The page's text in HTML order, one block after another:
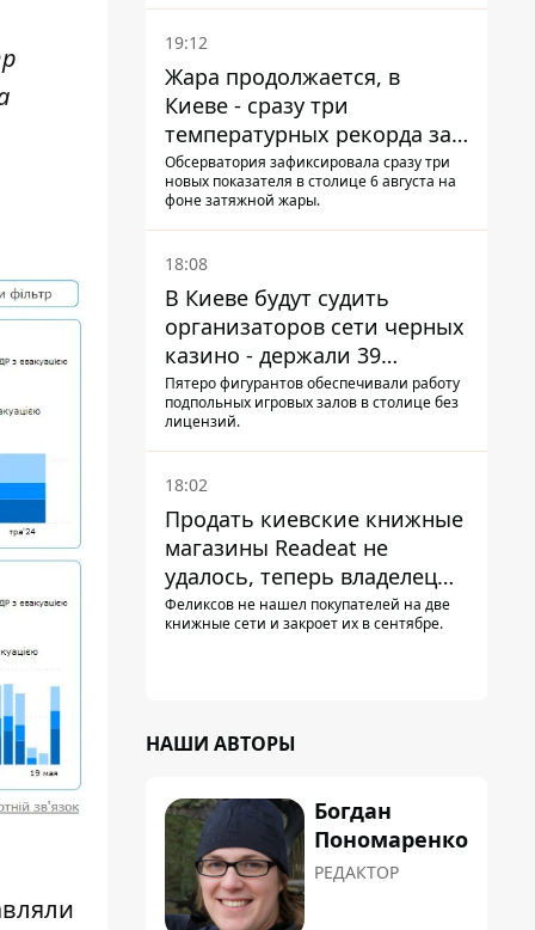
19:12
Жара продолжается, в
Киеве - сразу три
температурных рекорда за
день
Обсерватория зафиксировала сразу три
новых показателя в столице 6 августа на
фоне затяжной жары.
18:08
В Киеве будут судить
организаторов сети черных
казино - держали 39
заведений
Пятеро фигурантов обеспечивали работу
подпольных игровых залов в столице без
лицензий.
18:02
Продать киевские книжные
магазины Readeat не
удалось, теперь владелец
их просто закроет
Феликсов не нашел покупателей на две
книжные сети и закроет их в сентябре.
НАШИ АВТОРЫ
Богдан
Пономаренко
РЕДАКТОР